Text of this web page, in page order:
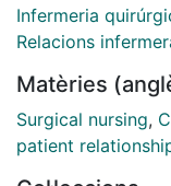
un procedimiento
Frecuentemente,
biomédico puesto
en la técnica
insuficiente y
Infermeria
Relacions
Matèries
Surgical nursing,
patient